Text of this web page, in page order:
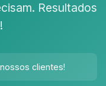
Resultados
clientes!